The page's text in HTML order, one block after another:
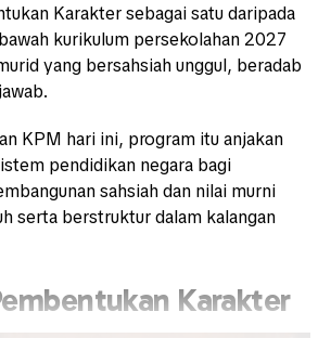
Karakter sebagai satu daripada
kurikulum persekolahan 2027
yang bersahsiah unggul, beradab
KPM hari ini, program itu anjakan
pendidikan negara bagi
sahsiah dan nilai murni
serta berstruktur dalam kalangan
Karakter